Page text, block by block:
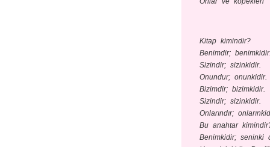
Kitap kimindir?
Benimdir;
Sizindir; sizinkidir.
Onundur; onunkidir.
Bizimdir; bizimkidir.
Sizindir; sizinkidir.
Onlarındır;
Bu anahtar
Benimkidir; seninki